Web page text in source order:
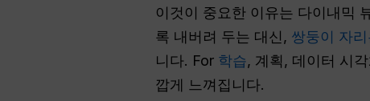
이것이 중요한 이유는 다이내믹
록 내버려 두는 대신, 쌍둥이 자
니다. For 학습, 계획, 데이터 시
깝게 느껴집니다.